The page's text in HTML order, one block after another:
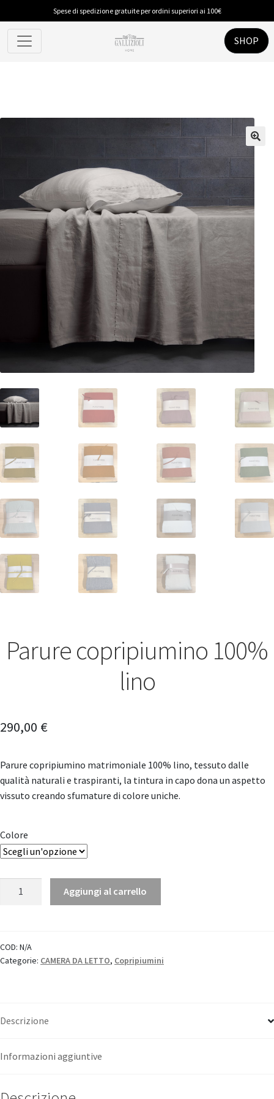
Spese di spedizione gratuite per ordini superiori ai 100€
SHOP
Tappeti
Accessori
Tappeti
Tovaglie
Completo lenzuola
Plaid
Trapunte
Parure copripiumino 100%
lino
290,00 €
Parure copripiumino matrimoniale 100% lino, tessuto dalle
qualità naturali e traspiranti, la tintura in capo dona un aspetto
vissuto creando sfumature di colore uniche.
Colore
quantità
Aggiungi al carrello
COD: N/A
Categorie: CAMERA DA LETTO, Copripiumini
Descrizione
Informazioni aggiuntive